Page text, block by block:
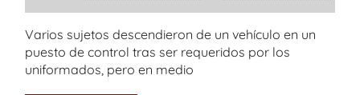
Varios sujetos descendieron de un vehículo en un
puesto de control tras ser requeridos por los
uniformados, pero en medio